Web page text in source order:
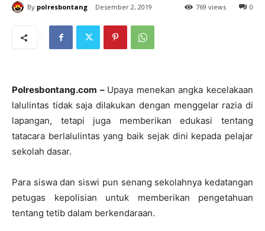
By polresbontang Desember 2, 2019 0
769 views
Polresbontang.com – Upaya menekan angka kecelakaan
lalulintas tidak saja dilakukan dengan menggelar razia di
lapangan, tetapi juga memberikan edukasi tentang
tatacara berlalulintas yang baik sejak dini kepada pelajar
sekolah dasar.
Para siswa dan siswi pun senang sekolahnya kedatangan
petugas kepolisian untuk memberikan pengetahuan
tentang tetib dalam berkendaraan.